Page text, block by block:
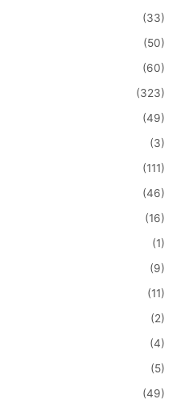
(33)
(50)
(60)
(323)
(49)
(3)
(111)
(46)
(16)
(1)
(9)
(11)
(2)
(4)
(5)
(49)